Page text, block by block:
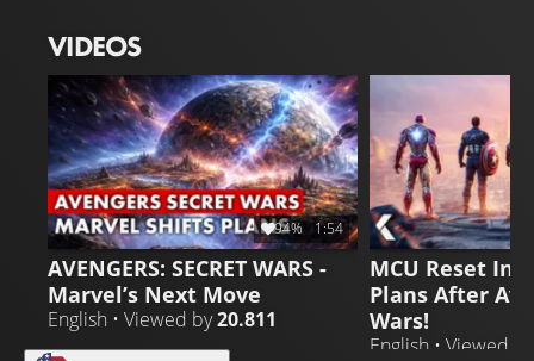
VIDEOS
94% 1:54
AVENGERS: SECRET WARS -
Marvel’s Next Move
English • Viewed by20.811
MCU Reset
Plans After
Wars!
English • Viewed